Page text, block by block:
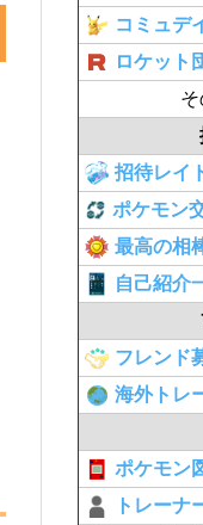
コミュデ
ロケット
招待レイ
ポケモン
最高の相
自己紹介
フレンド
海外トレ
ポケモン
トレーナ